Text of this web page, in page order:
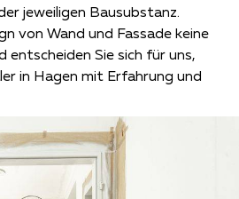
jeweiligen Bausubstanz.
von Wand und Fassade keine
entscheiden Sie sich für uns,
in Hagen mit Erfahrung und